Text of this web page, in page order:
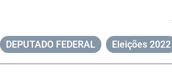
DEPUTADO FEDERAL Eleições 2022